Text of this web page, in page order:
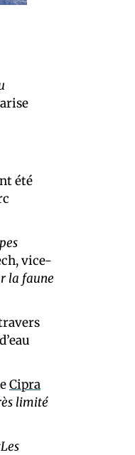
été
vice-
la faune
Cipra
limité